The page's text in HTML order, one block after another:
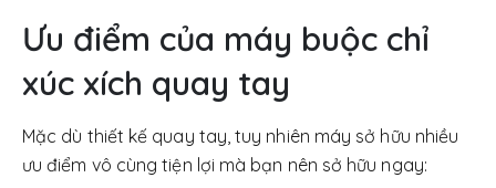
Ưu điểm của máy buộc chỉ
xúc xích quay tay
Mặc dù thiết kế quay tay, tuy nhiên máy sở hữu nhiều
ưu điểm vô cùng tiện lợi mà bạn nên sở hữu ngay: